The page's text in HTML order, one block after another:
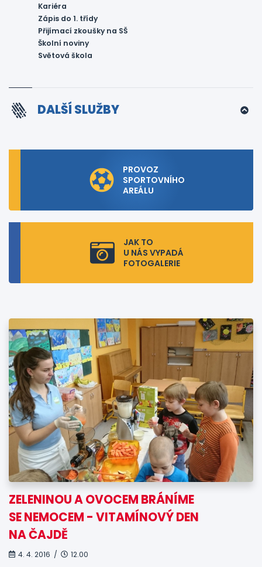
Kariéra
Zápis do 1. třídy
Přijímací zkoušky na SŠ
Školní noviny
Světová škola
DALŠÍ SLUŽBY
PROVOZ
SPORTOVNÍHO
AREÁLU
JAK TO
U NÁS VYPADÁ
FOTOGALERIE
ZELENINOU A OVOCEM BRÁNÍME
SE NEMOCEM - VITAMÍNOVÝ DEN
NA ČAJDĚ
4. 4. 2016 / 12.00